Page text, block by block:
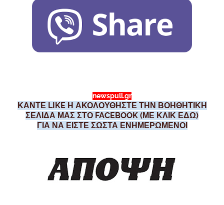
newspull.gr
ΚΑΝΤΕ LIKE Η ΑΚΟΛΟΥΘΗΣΤΕ ΤΗΝ ΒΟΗΘΗΤΙΚΗ
ΣΕΛΙΔΑ ΜΑΣ ΣΤΟ FACEBOOK (ΜΕ ΚΛΙΚ ΕΔΩ)
ΓΙΑ ΝΑ ΕΙΣΤΕ ΣΩΣΤΑ ΕΝΗΜΕΡΩΜΕΝΟΙ